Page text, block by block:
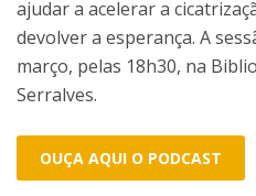
ajudar a acelerar a
devolver a esperança. A
março, pelas 18h30, na
Serralves.
OUÇA AQUI O PODCAST